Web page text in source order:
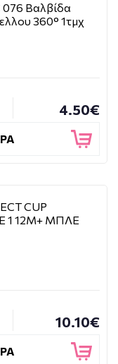
076 Βαλβίδα
360° 1τμχ
4.50€
CUP
1 12Μ+ ΜΠΛΕ
10.10€